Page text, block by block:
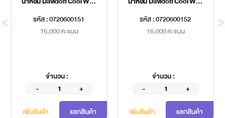
รหัส : 0720600151
16,000 คะแนน
จำนวน :
เพิ่มสินค้า แลกสินค้า
รหัส : 0720600152
16,000 คะแนน
จำนวน :
เพิ่มสินค้า แลกสินค้า